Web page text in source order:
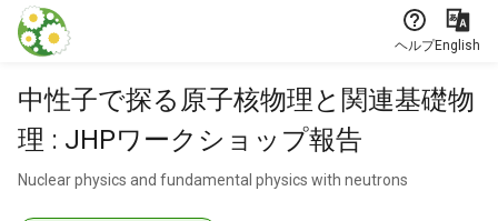
本文に飛ぶ
ヘルプEnglish
中性子で探る原子核物理と関連基礎物
理 : JHPワークショップ報告
Nuclear physics and fundamental physics with neutrons